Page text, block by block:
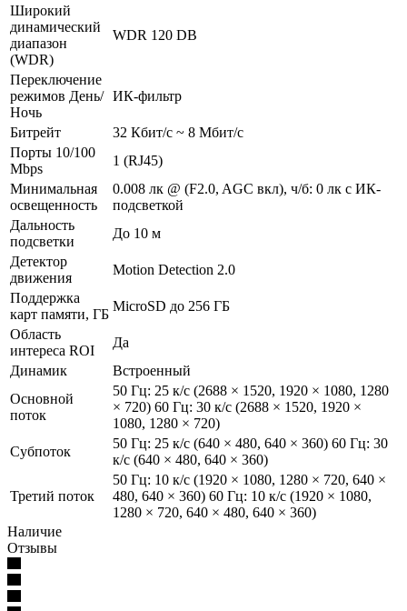
Широкий
динамический
диапазон
(WDR)
WDR 120 DB
Переключение
режимов День/
Ночь
ИК-фильтр
Битрейт
32 Кбит/с ~ 8 Мбит/с
Порты 10/100
Mbps
1 (RJ45)
Минимальная
освещенность
0.008 лк @ (F2.0, AGC вкл), ч/б: 0 лк с ИК-
подсветкой
Дальность
подсветки
До 10 м
Детектор
движения
Motion Detection 2.0
Поддержка
карт памяти, ГБ
MicroSD до 256 ГБ
Область
интереса ROI
Да
Динамик
Встроенный
Основной
поток
50 Гц: 25 к/с (2688 × 1520, 1920 × 1080, 1280
× 720) 60 Гц: 30 к/с (2688 × 1520, 1920 ×
1080, 1280 × 720)
Субпоток
50 Гц: 25 к/с (640 × 480, 640 × 360) 60 Гц: 30
к/с (640 × 480, 640 × 360)
Третий поток
50 Гц: 10 к/с (1920 × 1080, 1280 × 720, 640 ×
480, 640 × 360) 60 Гц: 10 к/с (1920 × 1080,
1280 × 720, 640 × 480, 640 × 360)
Наличие
Отзывы